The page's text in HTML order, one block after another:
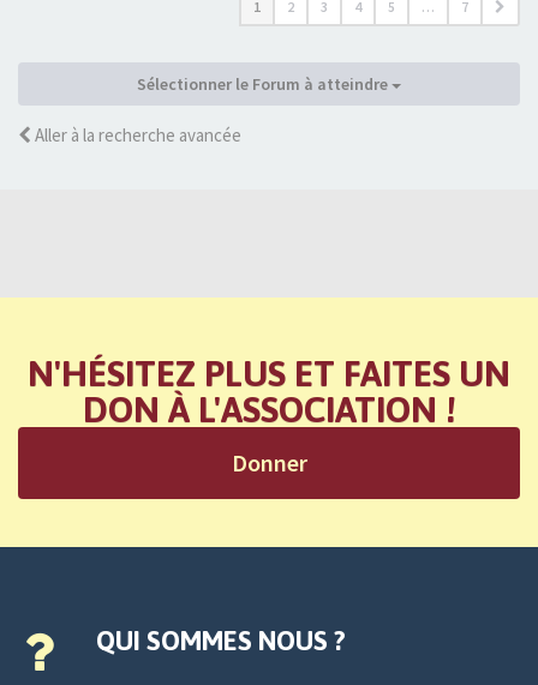
1 2 3 4 5 … 7
Sélectionner le Forum à atteindre
Aller à la recherche avancée
N'HÉSITEZ PLUS ET FAITES UN
DON À L'ASSOCIATION !
Donner
QUI SOMMES NOUS ?